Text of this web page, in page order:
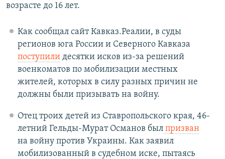
возрасте до 16 лет.
Как сообщал сайт Кавказ.Реалии, в суды
регионов юга России и Северного Кавказа
поступилидесятки исков из-за решений
военкоматов по мобилизации местных
жителей, которых в силу разных причин не
должны были призывать на войну.
Отец троих детей из Ставропольского края, 46-
летний Гельды-Мурат Османов былпризван
на войну против Украины. Как заявил
мобилизованный в судебном иске, пытаясь